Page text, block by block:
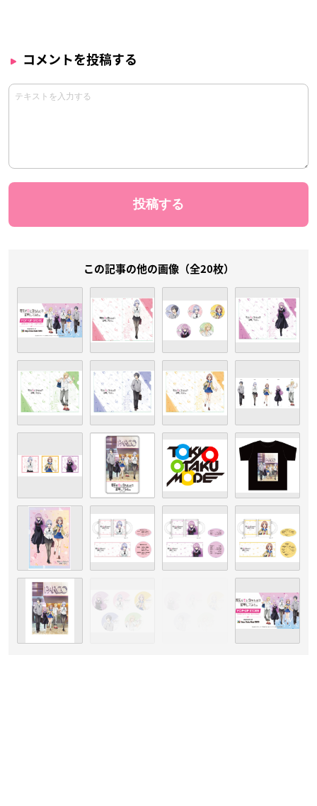
コメントを投稿する
この記事の他の画像（全20枚）